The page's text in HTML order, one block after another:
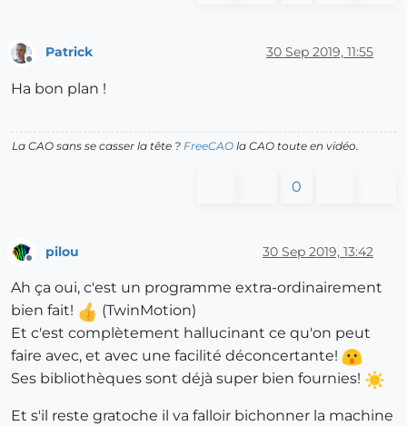
Patrick 30 Sep 2019, 11:55
Ha bon plan !
La CAO sans se casser la tête ? FreeCAO la CAO toute en vidéo.
0
pilou 30 Sep 2019, 13:42
Ah ça oui, c'est un programme extra-ordinairement
bien fait!
(TwinMotion)
Et c'est complètement hallucinant ce qu'on peut
faire avec, et avec une facilité déconcertante!
Ses bibliothèques sont déjà super bien fournies!
Et s'il reste gratoche il va falloir bichonner la machine